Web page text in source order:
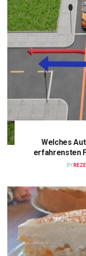
Welches
erfahrensten
BY